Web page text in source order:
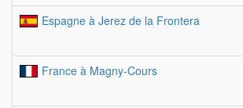
Espagne à Jerez de la Frontera
France à Magny-Cours